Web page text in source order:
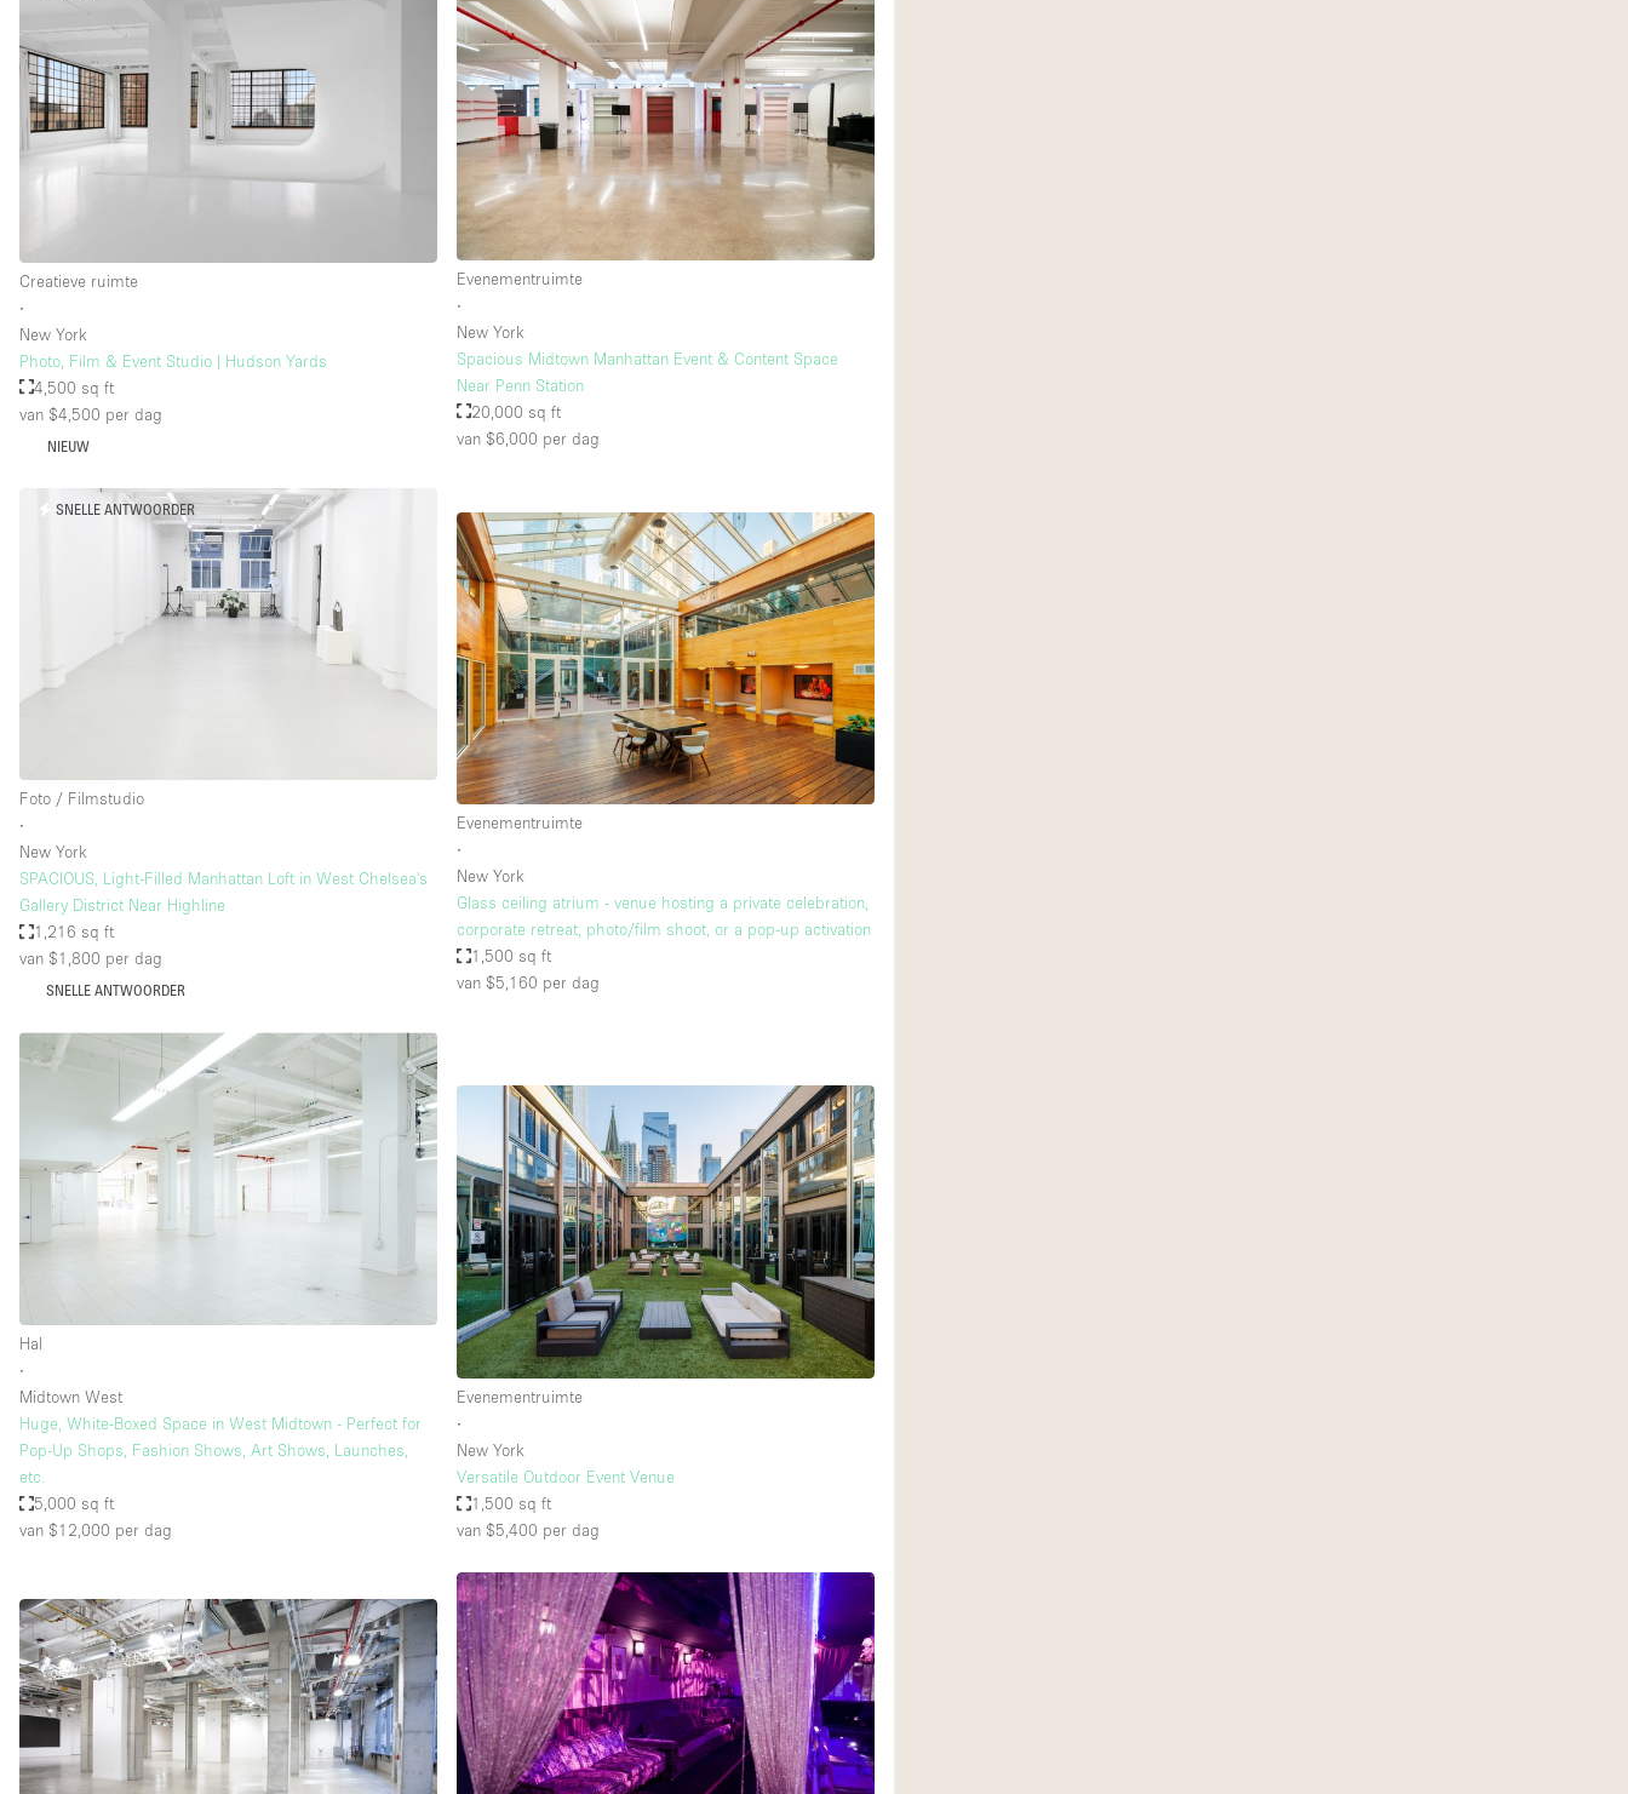
Creatieve ruimte
∙
New York
Photo, Film & Event Studio | Hudson Yards
4,500 sq ft
van $4,500 per dag
NIEUW
Evenementruimte
∙
New York
Spacious Midtown Manhattan Event & Content Space
Near Penn Station
20,000 sq ft
van $6,000 per dag
SNELLE ANTWOORDER
Foto / Filmstudio
∙
New York
SPACIOUS, Light-Filled Manhattan Loft in West Chelsea's
Gallery District Near Highline
1,216 sq ft
van $1,800 per dag
SNELLE ANTWOORDER
Evenementruimte
∙
New York
Glass ceiling atrium - venue hosting a private celebration,
corporate retreat, photo/film shoot, or a pop-up activation
1,500 sq ft
van $5,160 per dag
Hal
∙
Midtown West
Huge, White-Boxed Space in West Midtown - Perfect for
Pop-Up Shops, Fashion Shows, Art Shows, Launches,
etc.
5,000 sq ft
van $12,000 per dag
Evenementruimte
∙
New York
Versatile Outdoor Event Venue
1,500 sq ft
van $5,400 per dag